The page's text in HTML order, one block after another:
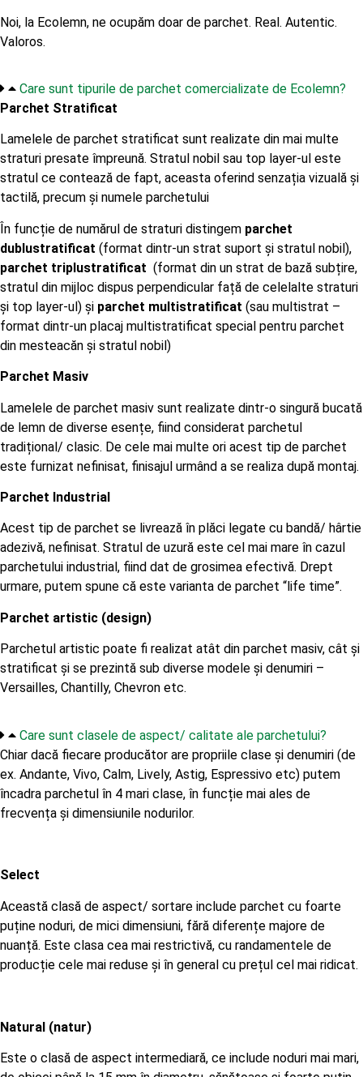
Noi, la Ecolemn, ne ocupăm doar de parchet. Real. Autentic.
Valoros.
Care sunt tipurile de parchet comercializate de Ecolemn?
Parchet Stratificat
Lamelele de parchet stratificat sunt realizate din mai multe
straturi presate împreună. Stratul nobil sau top layer-ul este
stratul ce contează de fapt, aceasta oferind senzația vizuală și
tactilă, precum și numele parchetului
În funcție de numărul de straturi distingem parchet
dublustratificat (format dintr-un strat suport și stratul nobil),
parchet triplustratificat (format din un strat de bază subțire,
stratul din mijloc dispus perpendicular față de celelalte straturi
și top layer-ul) și parchet multistratificat (sau multistrat –
format dintr-un placaj multistratificat special pentru parchet
din mesteacăn și stratul nobil)
Parchet Masiv
Lamelele de parchet masiv sunt realizate dintr-o singură bucată
de lemn de diverse esențe, fiind considerat parchetul
tradițional/ clasic. De cele mai multe ori acest tip de parchet
este furnizat nefinisat, finisajul urmând a se realiza după montaj.
Parchet Industrial
Acest tip de parchet se livrează în plăci legate cu bandă/ hârtie
adezivă, nefinisat. Stratul de uzură este cel mai mare în cazul
parchetului industrial, fiind dat de grosimea efectivă. Drept
urmare, putem spune că este varianta de parchet “life time”.
Parchet artistic (design)
Parchetul artistic poate fi realizat atât din parchet masiv, cât și
stratificat și se prezintă sub diverse modele și denumiri –
Versailles, Chantilly, Chevron etc.
Care sunt clasele de aspect/ calitate ale parchetului?
Chiar dacă fiecare producător are propriile clase și denumiri (de
ex. Andante, Vivo, Calm, Lively, Astig, Espressivo etc) putem
încadra parchetul în 4 mari clase, în funcție mai ales de
frecvența și dimensiunile nodurilor.
Select
Această clasă de aspect/ sortare include parchet cu foarte
puține noduri, de mici dimensiuni, fără diferențe majore de
nuanță. Este clasa cea mai restrictivă, cu randamentele de
producție cele mai reduse și în general cu prețul cel mai ridicat.
Natural (natur)
Este o clasă de aspect intermediară, ce include noduri mai mari,